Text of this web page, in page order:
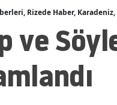
Rizede Haber,